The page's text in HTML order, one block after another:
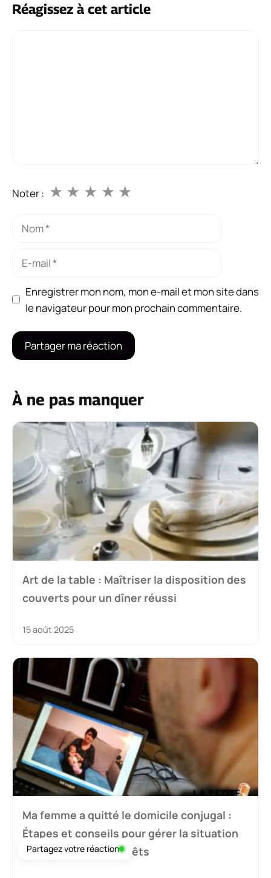
Réagissez à cet article
Noter : ★
★
★
★
★
Nom
Enregistrer mon nom, mon e-mail et mon site dans
le navigateur pour mon prochain commentaire.
À ne pas manquer
Art de la table : Maîtriser la disposition des
couverts pour un dîner réussi
15 août 2025
Ma femme a quitté le domicile conjugal :
Étapes et conseils pour gérer la situation
et protéger vos intérêts
Partagez votre réaction